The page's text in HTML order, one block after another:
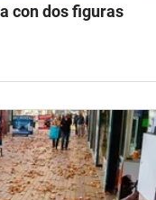
con dos figuras